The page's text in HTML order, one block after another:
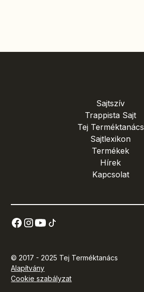
Sajtszív
Trappista Sajt
Tej Terméktanács
Sajtlexikon
Termékek
Hírek
Kapcsolat
© 2017 - 2025 Tej Terméktanács
Alapítvány
Cookie szabályzat